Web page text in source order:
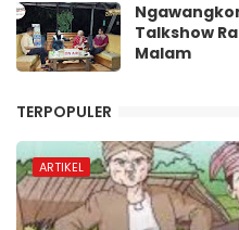
Talkshow
Malam
TERPOPULER
ARTIKEL